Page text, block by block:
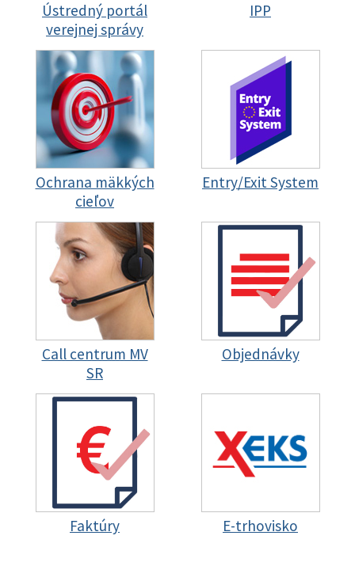
Ústredný portál
verejnej správy
IPP
Ochrana mäkkých
cieľov
Entry/Exit System
Call centrum MV
SR
Objednávky
Faktúry E-trhovisko